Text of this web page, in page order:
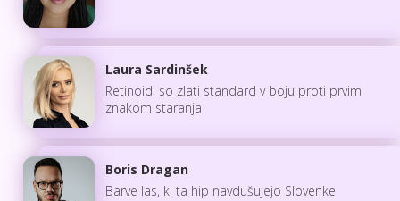
Laura Sardinšek
Retinoidi so zlati standard v boju proti prvim
znakom staranja
Boris Dragan
Barve las, ki ta hip navdušujejo Slovenke